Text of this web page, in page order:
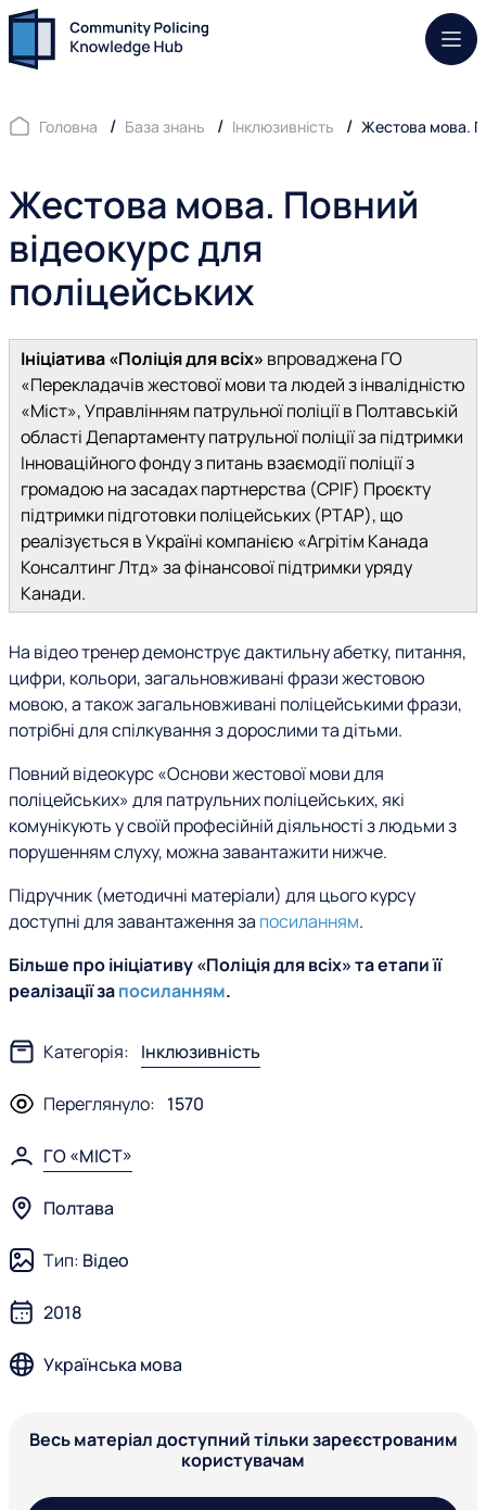
Головна База знань Інклюзивність Жестова мова.
Жестова мова. Повний
відеокурс для
поліцейських
Ініціатива «Поліція для всіх» впроваджена ГО
«Перекладачів жестової мови та людей з інвалідністю
«Міст», Управлінням патрульної поліції в Полтавській
області Департаменту патрульної поліції за підтримки
Інноваційного фонду з питань взаємодії поліції з
громадою на засадах партнерства (CPIF) Проєкту
підтримки підготовки поліцейських (PTAP), що
реалізується в Україні компанією «Агрітім Канада
Консалтинг Лтд» за фінансової підтримки уряду
Канади.
На відео тренер демонструє дактильну абетку, питання,
цифри, кольори, загальновживані фрази жестовою
мовою, а також загальновживані поліцейськими фрази,
потрібні для спілкування з дорослими та дітьми.
Повний відеокурс «Основи жестової мови для
поліцейських» для патрульних поліцейських, які
комунікують у своїй професійній діяльності з людьми з
порушенням слуху, можна завантажити нижче.
Підручник (методичні матеріали) для цього курсу
доступні для завантаження за посиланням.
Більше про ініціативу «Поліція для всіх» та етапи її
реалізації запосиланням.
Категорія: Інклюзивність
Переглянуло: 1570
ГО «МІСТ»
Полтава
Тип: Відео
2018
Українська мова
Весь матеріал доступний тільки зареєстрованим
користувачам